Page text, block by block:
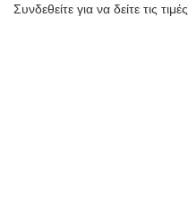
Συνδεθείτε για να δείτε τις τιμές